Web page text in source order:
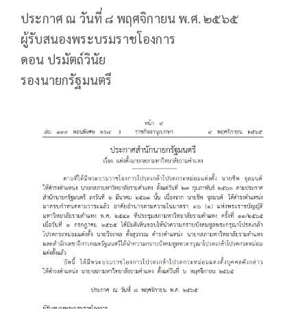
ประกาศ ณ วันที่ ๘ พฤศจิกายน พ.ศ. ๒๕๖๕
ผู้รับสนองพระบรมราชโองการ
ดอน ปรมัตถ์วินัย
รองนายกรัฐมนตรี